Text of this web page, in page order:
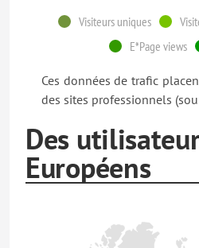
Visiteurs uniques
E*Page views
Ces données de trafic
des sites professionnels
Des
Européens